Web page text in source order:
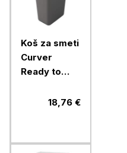
Koš za smeti
Curver
Ready to
temno siv18,76 €